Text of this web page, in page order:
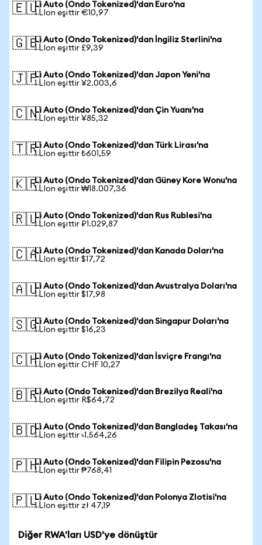
🇪🇺Li Auto (Ondo Tokenized)'dan Euro'na
1 LIon eşittir €10,97
🇬🇧Li Auto (Ondo Tokenized)'dan İngiliz Sterlini'na
1 LIon eşittir £9,39
🇯🇵Li Auto (Ondo Tokenized)'dan Japon Yeni'na
1 LIon eşittir ¥2.003,6
🇨🇳Li Auto (Ondo Tokenized)'dan Çin Yuanı'na
1 LIon eşittir ¥85,32
🇹🇷Li Auto (Ondo Tokenized)'dan Türk Lirası'na
1 LIon eşittir ₺601,59
🇰🇷Li Auto (Ondo Tokenized)'dan Güney Kore Wonu'na
1 LIon eşittir ₩18.007,36
🇷🇺Li Auto (Ondo Tokenized)'dan Rus Rublesi'na
1 LIon eşittir ₽1.029,87
🇨🇦Li Auto (Ondo Tokenized)'dan Kanada Doları'na
1 LIon eşittir $17,72
🇦🇺Li Auto (Ondo Tokenized)'dan Avustralya Doları'na
1 LIon eşittir $17,98
🇸🇬Li Auto (Ondo Tokenized)'dan Singapur Doları'na
1 LIon eşittir $16,23
🇨🇭Li Auto (Ondo Tokenized)'dan İsviçre Frangı'na
1 LIon eşittir CHF 10,27
🇧🇷Li Auto (Ondo Tokenized)'dan Brezilya Reali'na
1 LIon eşittir R$64,72
🇧🇩Li Auto (Ondo Tokenized)'dan Bangladeş Takası'na
1 LIon eşittir ৳1.564,26
🇵🇭Li Auto (Ondo Tokenized)'dan Filipin Pezosu'na
1 LIon eşittir ₱768,41
🇵🇱Li Auto (Ondo Tokenized)'dan Polonya Zlotisi'na
1 LIon eşittir zł 47,19
Diğer RWA'ları USD'ye dönüştür